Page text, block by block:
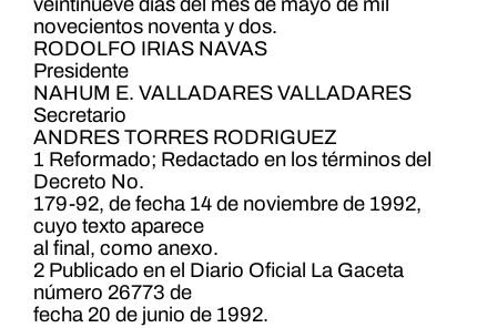
veintinueve días del mes de mayo de mil
novecientos noventa y dos.
RODOLFO IRIAS NAVAS
Presidente
NAHUM E. VALLADARES VALLADARES
Secretario
ANDRES TORRES RODRIGUEZ
1 Reformado; Redactado en los términos del
Decreto No.
179-92, de fecha 14 de noviembre de 1992,
cuyo texto aparece
al final, como anexo.
2 Publicado en el Diario Oficial La Gaceta
número 26773 de
fecha 20 de junio de 1992.